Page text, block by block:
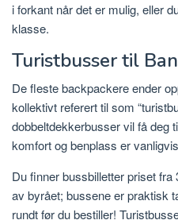
i forkant når det er mulig, eller
klasse.
Turistbusser til
De fleste backpackere ender
kollektivt referert til som
dobbeltdekkerbusser vil få deg
komfort og benplass er
Du finner bussbilletter priset fra
av byrået; bussene er praktisk
rundt før du bestiller!